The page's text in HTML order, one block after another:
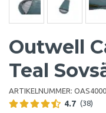
Outwell
Teal
ARTIKELNUMMER:
4.7 (38)